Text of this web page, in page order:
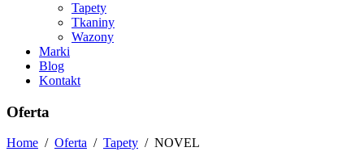
Tapety
Tkaniny
Wazony
Marki
Blog
Kontakt
Oferta
Home / Oferta / Tapety / NOVEL